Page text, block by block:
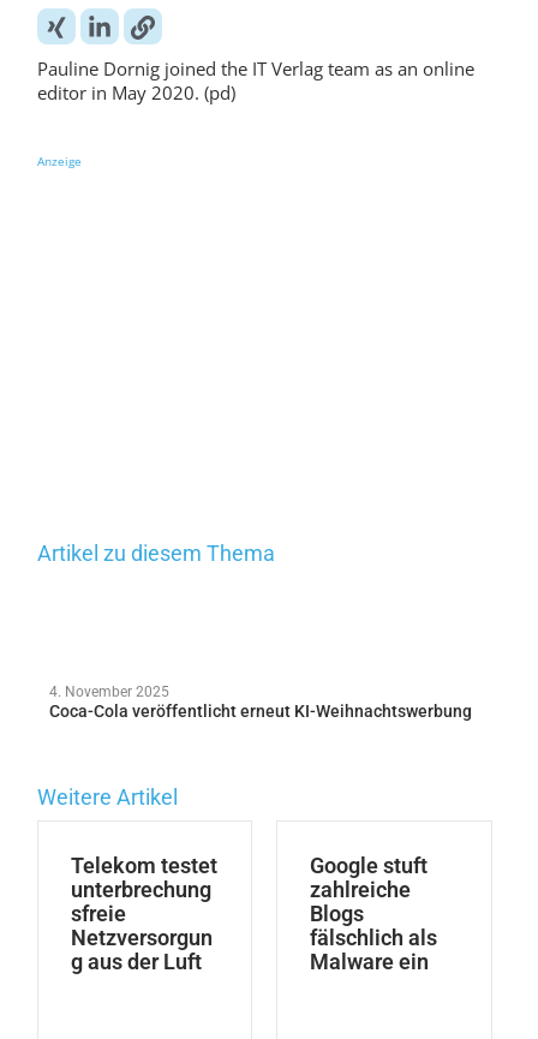
Pauline Dornig joined the IT Verlag team as an online
editor in May 2020. (pd)
Anzeige
Artikel zu diesem Thema
4. November 2025
Coca-Cola veröffentlicht erneut KI-Weihnachtswerbung
Weitere Artikel
Telekom testet
unterbrechung
sfreie
Netzversorgun
g aus der Luft
Google stuft
zahlreiche
Blogs
fälschlich als
Malware ein